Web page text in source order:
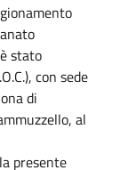
stato
con sede
di
al
presente